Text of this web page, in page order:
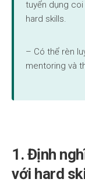
tuyển dụng
hard skills.
– Có thể rèn
mentoring và
1. Định
với hard